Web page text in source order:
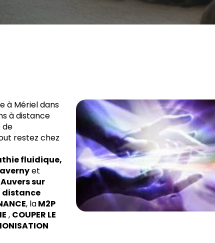
à Mériel dans
à distance
de
restez chez
fluidique,
et
Auvers sur
distance
, laM2P
, COUPER LE